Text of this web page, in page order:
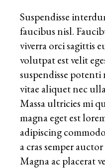
Suspendisse
faucibus nisl.
viverra orci sagittis
volutpat est velit
suspendisse
vitae aliquet nec
Massa ultricies mi
magna eget est
adipiscing
a cras semper
Magna ac placerat